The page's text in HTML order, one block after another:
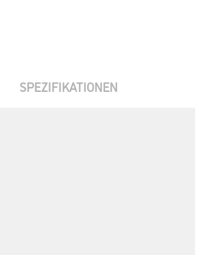
SPEZIFIKATIONEN